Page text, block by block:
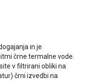
in je
črne termalne vode.
v filtrirani obliki na
črni izvedbi na